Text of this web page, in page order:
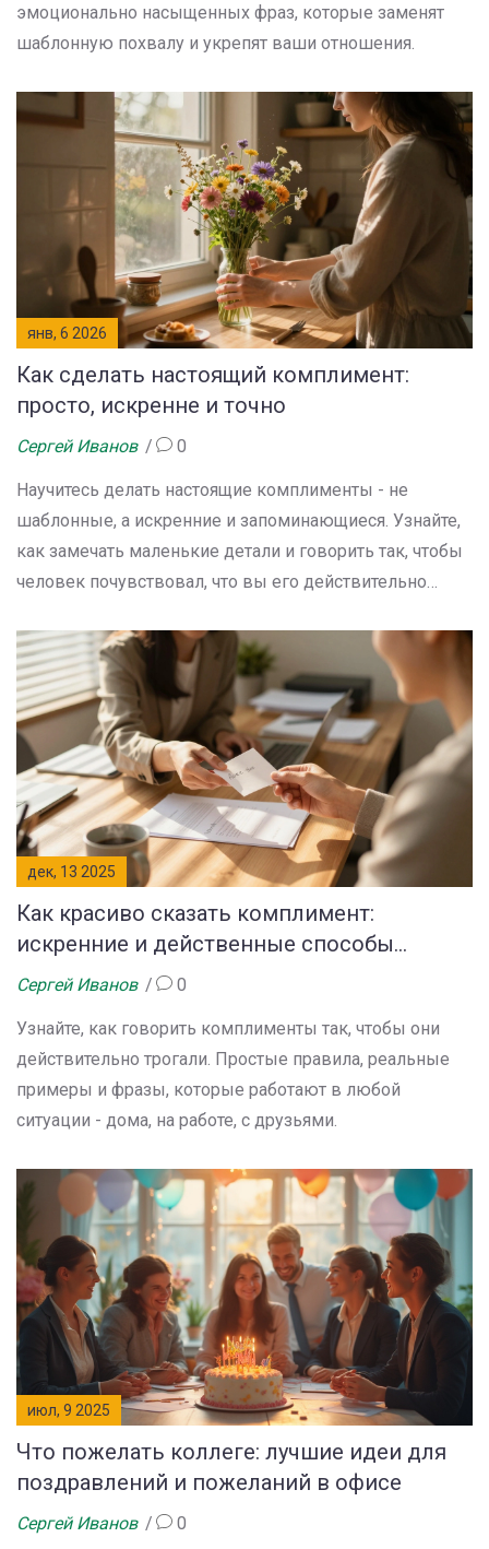
эмоционально насыщенных фраз, которые заменят
шаблонную похвалу и укрепят ваши отношения.
янв, 6 2026
Как сделать настоящий комплимент:
просто, искренне и точно
Сергей Иванов 0
Научитесь делать настоящие комплименты - не
шаблонные, а искренние и запоминающиеся. Узнайте,
как замечать маленькие детали и говорить так, чтобы
человек почувствовал, что вы его действительно
дек, 13 2025
Как красиво сказать комплимент:
искренние и действенные способы
сделать человека счастливым
Сергей Иванов 0
Узнайте, как говорить комплименты так, чтобы они
действительно трогали. Простые правила, реальные
примеры и фразы, которые работают в любой
ситуации - дома, на работе, с друзьями.
июл, 9 2025
Что пожелать коллеге: лучшие идеи для
поздравлений и пожеланий в офисе
Сергей Иванов 0